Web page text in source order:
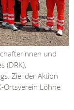
und
(DRK),
Ziel der Aktion
Ortsverein Löhne